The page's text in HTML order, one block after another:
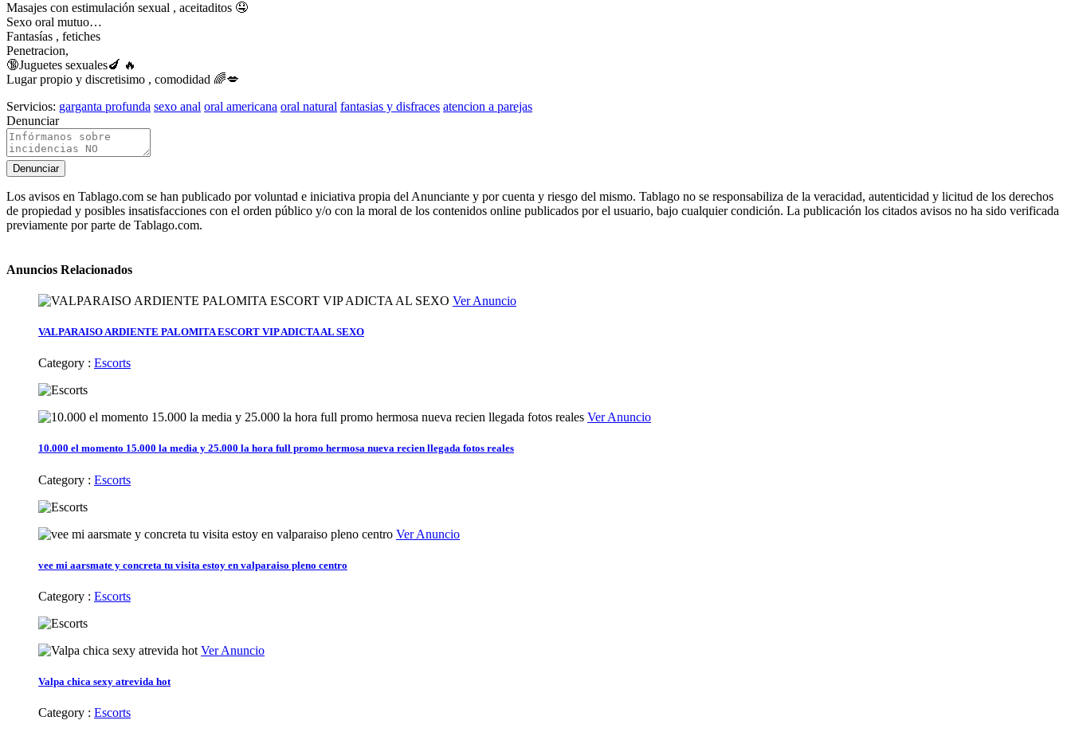
Masajes con estimulación sexual , aceitaditos 🤤
Sexo oral mutuo…
Fantasías , fetiches
Penetracion,
🔞Juguetes sexuales🍆 🔥
Lugar propio y discretisimo , comodidad 🌈💋
Servicios: garganta profunda sexo anal oral americana oral natural fantasias y disfraces atencion a parejas
Denunciar
Denunciar
Los avisos en Tablago.com se han publicado por voluntad e iniciativa propia del Anunciante y por cuenta y riesgo del mismo. Tablago no se responsabiliza de la veracidad, autenticidad y licitud de los derechos
de propiedad y posibles insatisfacciones con el orden público y/o con la moral de los contenidos online publicados por el usuario, bajo cualquier condición. La publicación los citados avisos no ha sido verificada
previamente por parte de Tablago.com.
Anuncios Relacionados
Ver Anuncio
VALPARAISO ARDIENTE PALOMITA ESCORT VIP ADICTA AL SEXO
Category : Escorts
Ver Anuncio
10.000 el momento 15.000 la media y 25.000 la hora full promo hermosa nueva recien llegada fotos reales
Category : Escorts
Ver Anuncio
vee mi aarsmate y concreta tu visita estoy en valparaiso pleno centro
Category : Escorts
Ver Anuncio
Valpa chica sexy atrevida hot
Category : Escorts